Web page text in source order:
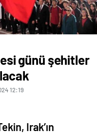
günü şehitler
12:19
Irak’ın